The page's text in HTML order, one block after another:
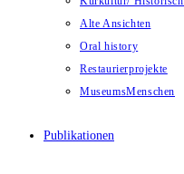
Alte Ansichten
Oral history
Restaurierprojekte
MuseumsMenschen
Publikationen